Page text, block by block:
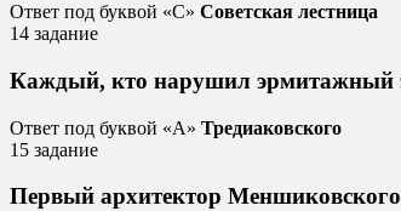
Ответ под буквой «С» Советская лестница
14 задание
Каждый, кто нарушил эрмитажный
Ответ под буквой «А» Тредиаковского
15 задание
Первый архитектор